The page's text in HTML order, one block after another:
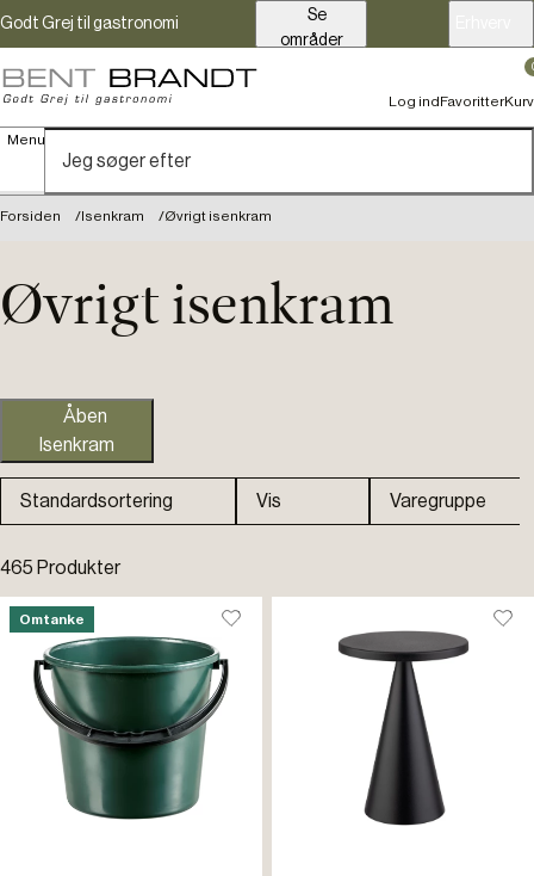
Godt Grej til gastronomi
områder
Menu
Log indFavoritterKurv
Forsiden Isenkram Øvrigt isenkram
Øvrigt isenkram
Isenkram
Standardsortering
Standardsortering
Laveste pris
Højeste pris
Tilføjet for nylig
Vis
Fast lavpris
Kampagnevare
Nye varer
Varegruppe
Isenkram
Køl og frys
465 Produkter
Omtanke